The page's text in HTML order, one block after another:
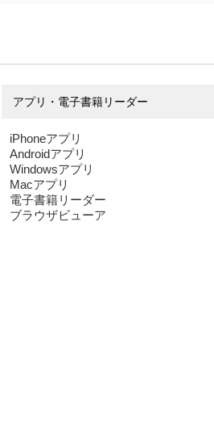
アプリ・電子書籍リーダー
iPhoneアプリ
Androidアプリ
Windowsアプリ
Macアプリ
電子書籍リーダー
ブラウザビューア